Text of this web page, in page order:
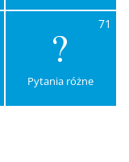
71
Pytania różne